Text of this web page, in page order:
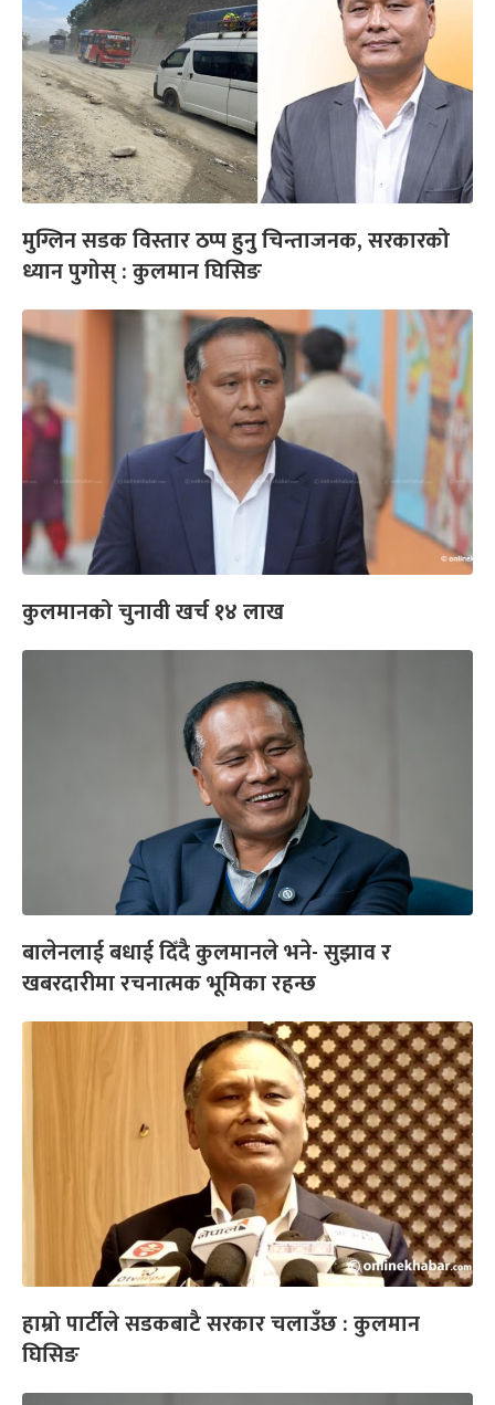
मुग्लिन सडक विस्तार ठप्प हुनु चिन्ताजनक, सरकारको
ध्यान पुगोस् : कुलमान घिसिङ
कुलमानको चुनावी खर्च १४ लाख
बालेनलाई बधाई दिँदै कुलमानले भने- सुझाव र
खबरदारीमा रचनात्मक भूमिका रहन्छ
हाम्रो पार्टीले सडकबाटै सरकार चलाउँछ : कुलमान
घिसिङ